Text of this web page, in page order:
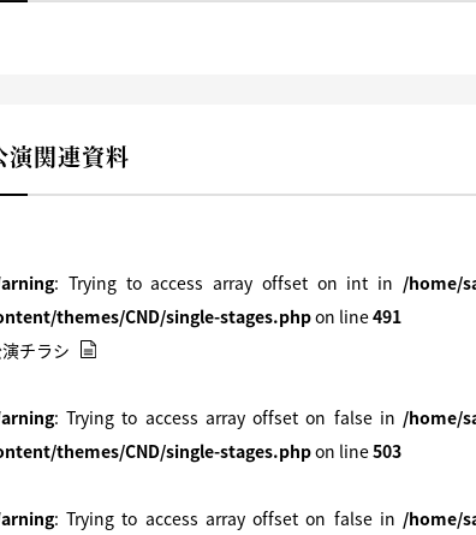
演関連資料
: Trying to access array offset on int in /home/
themes/CND/single-stages.phpon line491
チラシ
: Trying to access array offset on false in /home/
themes/CND/single-stages.phpon line503
: Trying to access array offset on false in /home/